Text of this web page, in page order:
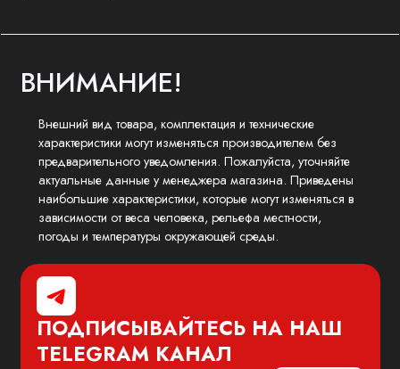
ВНИМАНИЕ!
Внешний вид товара, комплектация и технические
характеристики могут изменяться производителем без
предварительного уведомления. Пожалуйста, уточняйте
актуальные данные у менеджера магазина. Приведены
наибольшие характеристики, которые могут изменяться в
зависимости от веса человека, рельефа местности,
погоды и температуры окружающей среды.
ПОДПИСЫВАЙТЕСЬ НА НАШ
TELEGRAMКАНАЛ